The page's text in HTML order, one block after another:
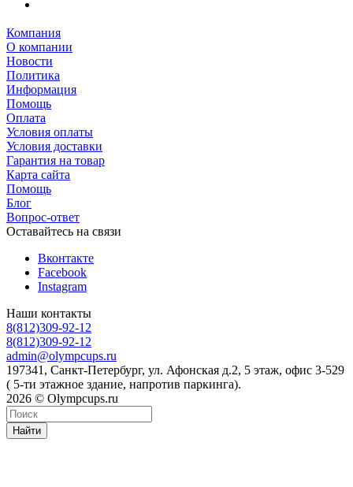
Компания
О компании
Новости
Политика
Информация
Помощь
Оплата
Условия оплаты
Условия доставки
Гарантия на товар
Карта сайта
Помощь
Блог
Вопрос-ответ
Оставайтесь на связи
Вконтакте
Facebook
Instagram
Наши контакты
8(812)309-92-12
8(812)309-92-12
admin@olympcups.ru
197341, Санкт-Петербург, ул. Афонская д.2, 5 этаж, офис 3-529
( 5-ти этажное здание, напротив паркинга).
2026 © Olympcups.ru
Найти